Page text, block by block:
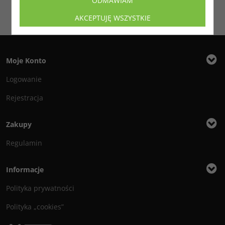
Moje Konto
Logowanie
Rejestracja
Zakupy
Regulamin
Informacje
Polityka prywatności
Polityka „cookies”
AKCEPTUJĘ WSZYSTKIE